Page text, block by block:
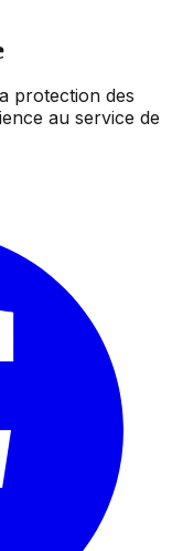
protection des
au service de